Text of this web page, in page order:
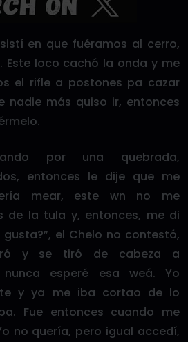
en que fuéramos al cerro,
Este loco cachó la onda y me
el rifle a postones pa cazar
nadie más quiso ir, entonces
por una quebrada,
entonces le dije que me
mear, este wn no me
de la tula y, entonces, me di
el Chelo no contestó,
y se tiró de cabeza a
nunca esperé esa weá. Yo
y ya me iba cortao de lo
Fue entonces cuando me
no quería, pero igual accedí,